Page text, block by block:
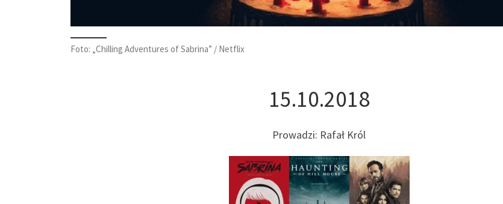
Foto: „Chilling Adventures of Sabrina” / Netflix
15.10.2018
Prowadzi: Rafał Król